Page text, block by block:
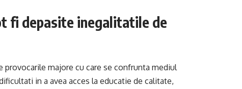
fi depasite inegalitatile de
provocarile majore cu care se confrunta mediul
in a avea acces la educatie de calitate,